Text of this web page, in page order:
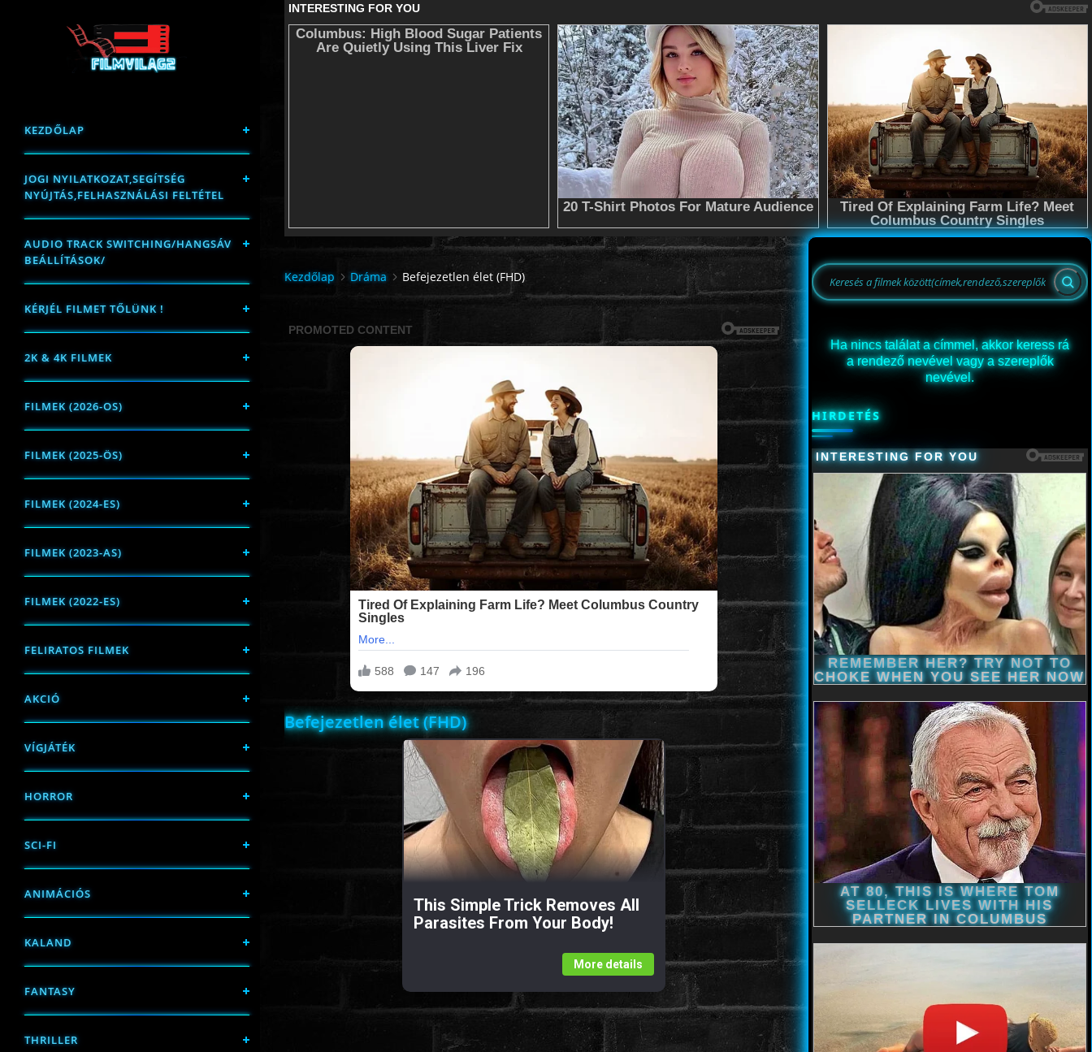
KEZDŐLAP
JOGI NYILATKOZAT,SEGÍTSÉG
NYÚJTÁS,FELHASZNÁLÁSI FELTÉTEL
AUDIO TRACK SWITCHING/HANGSÁV
BEÁLLÍTÁSOK/
KÉRJÉL FILMET TŐLÜNK !
2K & 4K FILMEK
FILMEK (2026-OS)
FILMEK (2025-ÖS)
FILMEK (2024-ES)
FILMEK (2023-AS)
FILMEK (2022-ES)
FELIRATOS FILMEK
AKCIÓ
VÍGJÁTÉK
HORROR
SCI-FI
ANIMÁCIÓS
KALAND
FANTASY
THRILLER
Kezdőlap Dráma Befejezetlen élet (FHD)
Befejezetlen élet (FHD)
This Simple Trick Removes All
Parasites From Your Body!
More details
Ha nincs találat a címmel, akkor keress rá
a rendező nevével vagy a szereplők
nevével.
HIRDETÉS